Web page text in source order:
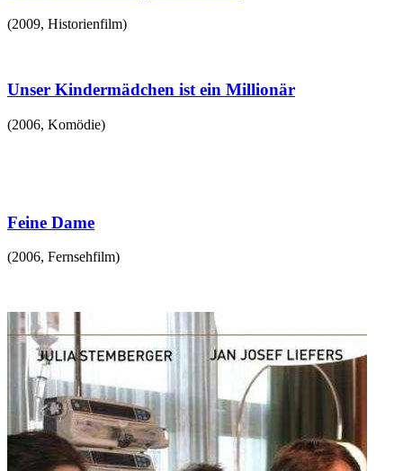
(2009, Historienfilm)
Unser Kindermädchen ist ein Millionär
(2006, Komödie)
Feine Dame
(2006, Fernsehfilm)